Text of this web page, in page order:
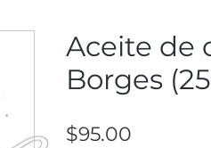
Aceite de
Borges
$95.00